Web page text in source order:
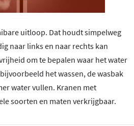
uitloop. Dat houdt simpelweg
naar links en naar rechts kan
om te bepalen waar het water
het wassen, de wasbak
water vullen. Kranen met
soorten en maten verkrijgbaar.